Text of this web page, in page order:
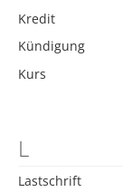
Kredit
Kündigung
Kurs
L
Lastschrift